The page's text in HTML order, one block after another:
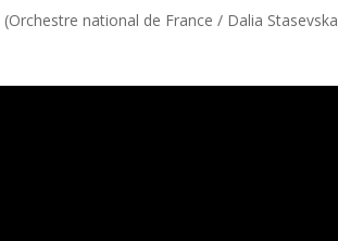
(Orchestre national de France / Dalia Stasevska